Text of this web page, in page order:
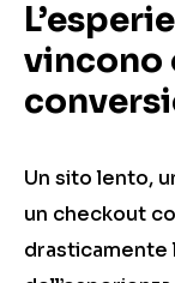
vincono
Un sito lento,
un checkout
drasticamente